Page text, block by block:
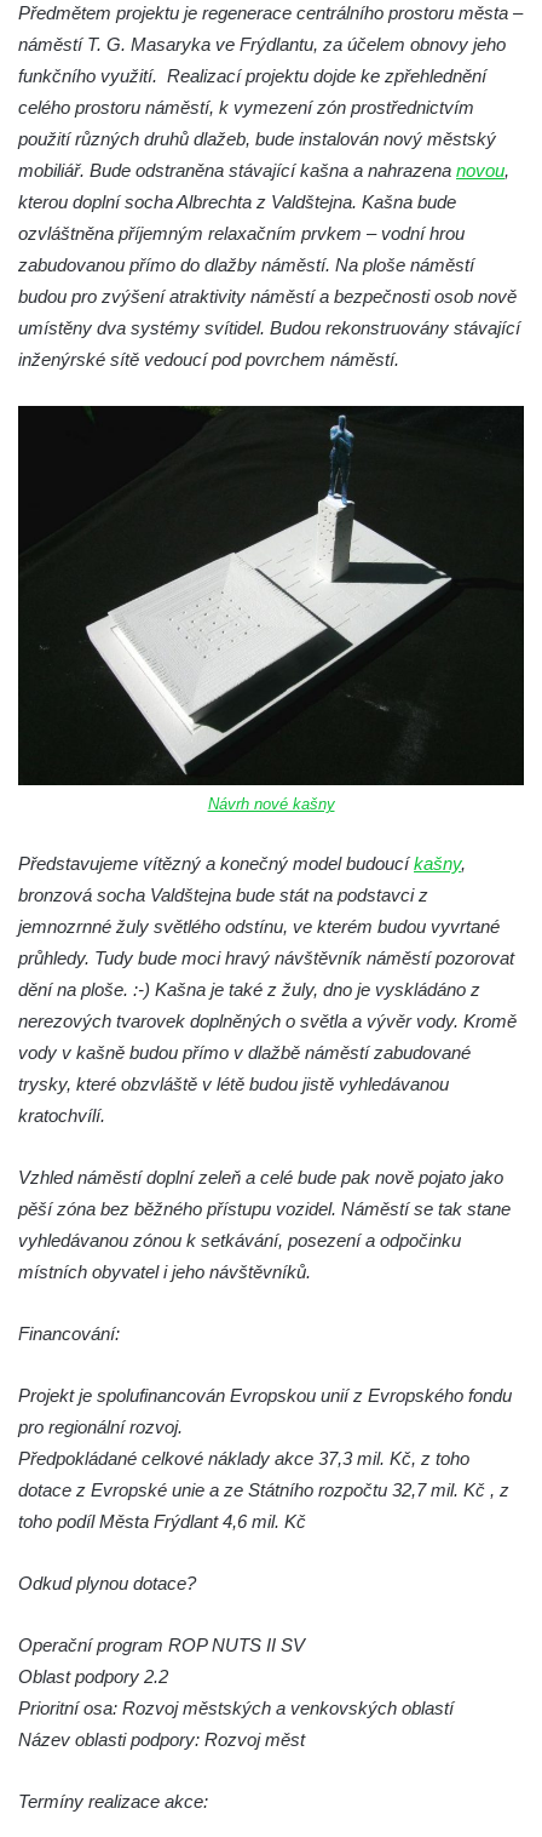
Socha Kudlanka v ZOO Hluboká
Socha Vlčice s mládětem v ZOO Hluboká
Socha Rys číhající na srnu v ZOO Hluboká
Socha Orlice v ZOO Hluboká
Socha Želva v ZOO Hluboká
Socha Kozorožec horský v ZOO Hluboká
Socha Včela v ZOO Hluboká
Socha Housenka v ZOO Hluboká
Socha Nosorožík v ZOO Hluboká
Socha Volavka v ZOO Hluboká
Flamingo trůn v ZOO Hluboká
Lavička Kůň Převalského v ZOO Hluboká
Lysá nad Labem, barokní město Šporkovo
Socha Opičákovník v ZOO Hluboká
Socha Roháč v ZOO Hluboká
Socha Mystik v ZOO Hluboká
Socha Jana Valeria Jirsíka u Černé věže v
Českých Budějovicích
Socha Krista klesajícího pod křížem u
kostela svatého Mikuláše v Českých
Budějovicích
Socha svatého Jana Nepomuckého u
kostela svaté Rodiny v Českých
Budějovicích
náměstí v Českých Budějovicích
Českých Budějovicích
Na Sadech v Českých Budějovicích
Pomník Přemysla Otakara II. v parku Na
Sadech v Českých Budějovicích
Socha Mateřství v parku Na Sadech v
Českých Budějovicích
Památník Otokara Mokrého v parku Na
Poslední dochovaný tramvajový sloup na
Pražské třídě v Českých Budějovicích
Socha Civilizovaní na Husově třídě v
Českých Budějovicích
Sadech u Mlýnské stoky v Českých
Předmětem projektu je regenerace centrálního prostoru města –
náměstí T. G. Masaryka ve Frýdlantu, za účelem obnovy jeho
funkčního využití. Realizací projektu dojde ke zpřehlednění
celého prostoru náměstí, k vymezení zón prostřednictvím
použití různých druhů dlažeb, bude instalován nový městský
mobiliář. Bude odstraněna stávající kašna a nahrazena novou,
kterou doplní socha Albrechta z Valdštejna. Kašna bude
ozvláštněna příjemným relaxačním prvkem – vodní hrou
zabudovanou přímo do dlažby náměstí. Na ploše náměstí
budou pro zvýšení atraktivity náměstí a bezpečnosti osob nově
umístěny dva systémy svítidel. Budou rekonstruovány stávající
inženýrské sítě vedoucí pod povrchem náměstí.
Návrh nové kašny
Představujeme vítězný a konečný model budoucíkašny,
bronzová socha Valdštejna bude stát na podstavci z
jemnozrnné žuly světlého odstínu, ve kterém budou vyvrtané
průhledy. Tudy bude moci hravý návštěvník náměstí pozorovat
dění na ploše. :-) Kašna je také z žuly, dno je vyskládáno z
nerezových tvarovek doplněných o světla a vývěr vody. Kromě
vody v kašně budou přímo v dlažbě náměstí zabudované
trysky, které obzvláště v létě budou jistě vyhledávanou
kratochvílí.
Vzhled náměstí doplní zeleň a celé bude pak nově pojato jako
pěší zóna bez běžného přístupu vozidel. Náměstí se tak stane
vyhledávanou zónou k setkávání, posezení a odpočinku
místních obyvatel i jeho návštěvníků.
Financování:
Projekt je spolufinancován Evropskou unií z Evropského fondu
pro regionální rozvoj.
Předpokládané celkové náklady akce 37,3 mil. Kč, z toho
dotace z Evropské unie a ze Státního rozpočtu 32,7 mil. Kč , z
toho podíl Města Frýdlant 4,6 mil. Kč
Odkud plynou dotace?
Operační program ROP NUTS II SV
Oblast podpory 2.2
Prioritní osa: Rozvoj městských a venkovských oblastí
Název oblasti podpory: Rozvoj měst
Termíny realizace akce: